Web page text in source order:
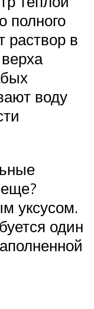
полного
раствор в
воду
уксусом.
один